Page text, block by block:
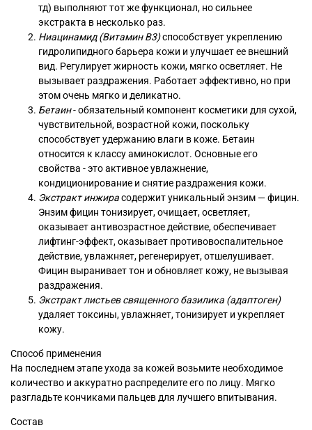
тд) выполняют тот же функционал, но сильнее
экстракта в несколько раз.
Ниацинамид (Витамин B3)способствует укреплению
гидролипидного барьера кожи и улучшает ее внешний
вид. Регулирует жирность кожи, мягко осветляет. Не
вызывает раздражения. Работает эффективно, но при
этом очень мягко и деликатно.
Бетаин- обязательный компонент косметики для сухой,
чувствительной, возрастной кожи, поскольку
способствует удержанию влаги в коже. Бетаин
относится к классу аминокислот. Основные его
свойства - это активное увлажнение,
кондиционирование и снятие раздражения кожи.
Экстракт инжирасодержит уникальный энзим — фицин.
Энзим фицин тонизирует, очищает, осветляет,
оказывает антивозрастное действие, обеспечивает
лифтинг-эффект, оказывает противовоспалительное
действие, увлажняет, регенерирует, отшелушивает.
Фицин выранивает тон и обновляет кожу, не вызывая
раздражения.
Экстракт листьев священного базилика (адаптоген)
удаляет токсины, увлажняет, тонизирует и укрепляет
кожу.
Способ применения
На последнем этапе ухода за кожей возьмите необходимое
количество и аккуратно распределите его по лицу. Мягко
разгладьте кончиками пальцев для лучшего впитывания.
Состав